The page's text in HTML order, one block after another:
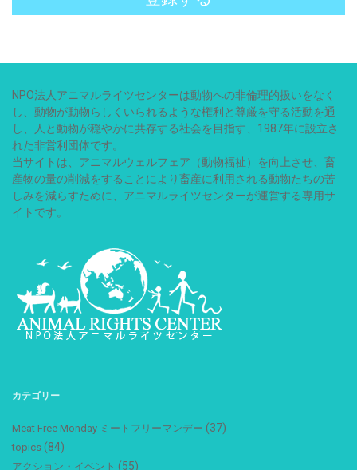
NPO法人アニマルライツセンターは動物への非倫理的扱いをなく
し、動物が動物らしくいられるような権利と尊厳を守る活動を通
し、人と動物が穏やかに共存する社会を目指す、1987年に設立さ
れた非営利団体です。
当サイトは、アニマルウェルフェア（動物福祉）を向上させ、畜
産物の量の削減をすることにより畜産に利用される動物たちの苦
しみを減らすために、アニマルライツセンターが運営する専用サ
イトです。
カテゴリー
Meat Free Monday ミートフリーマンデー (37)
topics (84)
アクション・イベント (55)